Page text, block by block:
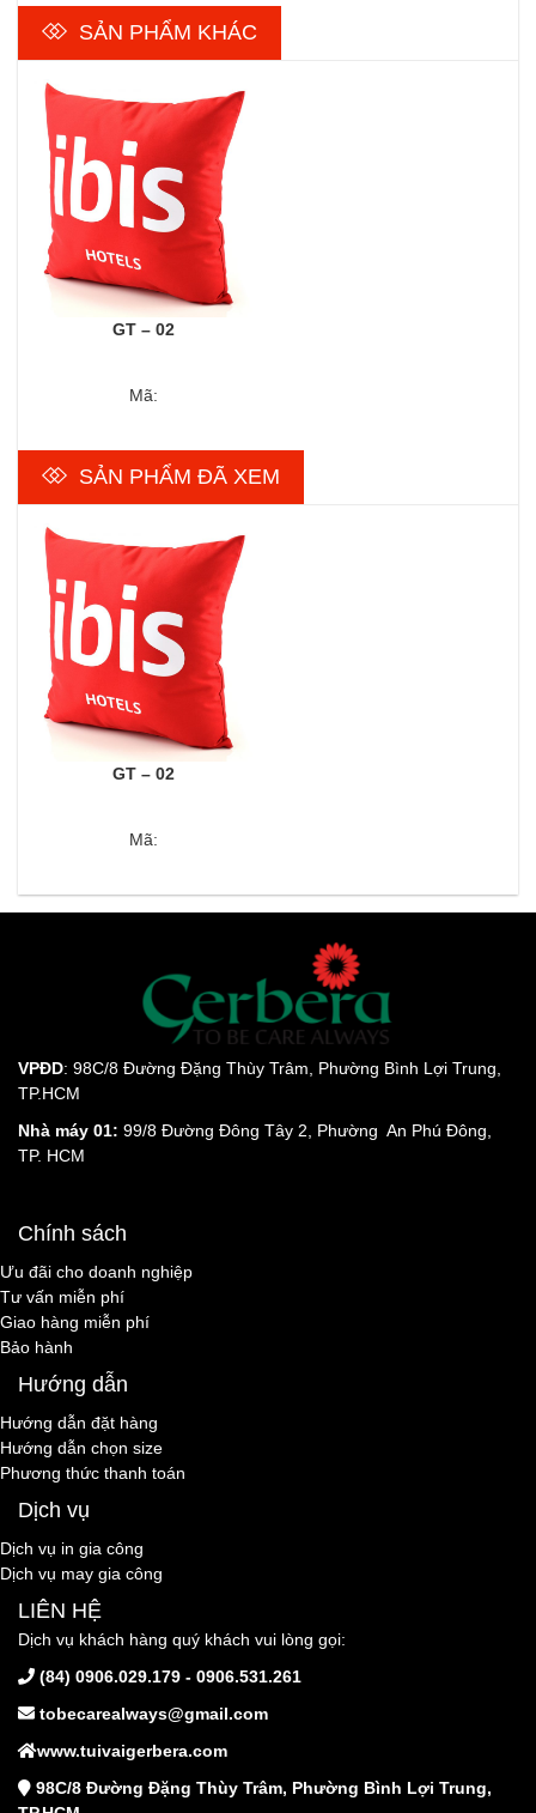
SẢN PHẨM KHÁC
GT – 02
Mã:
SẢN PHẨM ĐÃ XEM
GT – 02
Mã:
VPĐD: 98C/8 Đường Đặng Thùy Trâm, Phường Bình Lợi Trung,
TP.HCM
Nhà máy 01: 99/8 Đường Đông Tây 2, Phường An Phú Đông,
TP. HCM
Chính sách
Ưu đãi cho doanh nghiệp
Tư vấn miễn phí
Giao hàng miễn phí
Bảo hành
Hướng dẫn
Hướng dẫn đặt hàng
Hướng dẫn chọn size
Phương thức thanh toán
Dịch vụ
Dịch vụ in gia công
Dịch vụ may gia công
LIÊN HỆ
Dịch vụ khách hàng quý khách vui lòng gọi:
(84) 0906.029.179 - 0906.531.261
tobecarealways@gmail.com
www.tuivaigerbera.com
98C/8 Đường Đặng Thùy Trâm, Phường Bình Lợi Trung,